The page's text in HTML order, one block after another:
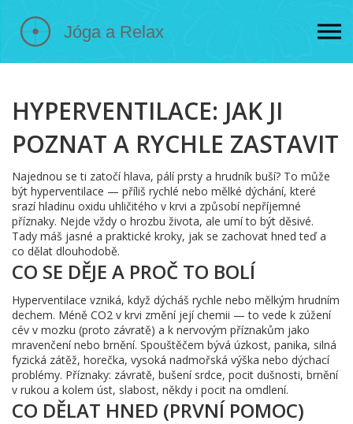
HYPERVENTILACE: JAK JI
POZNAT A RYCHLE ZASTAVIT
Najednou se ti zatočí hlava, pálí prsty a hrudník buší? To může
být hyperventilace — příliš rychlé nebo mělké dýchání, které
srazí hladinu oxidu uhličitého v krvi a způsobí nepříjemné
příznaky. Nejde vždy o hrozbu života, ale umí to být děsivé.
Tady máš jasné a praktické kroky, jak se zachovat hned teď a
co dělat dlouhodobě.
CO SE DĚJE A PROČ TO BOLÍ
Hyperventilace vzniká, když dýcháš rychle nebo mělkým hrudním
dechem. Méně CO2 v krvi změní její chemii — to vede k zúžení
cév v mozku (proto závratě) a k nervovým příznakům jako
mravenčení nebo brnění. Spouštěčem bývá úzkost, panika, silná
fyzická zátěž, horečka, vysoká nadmořská výška nebo dýchací
problémy. Příznaky: závratě, bušení srdce, pocit dušnosti, brnění
v rukou a kolem úst, slabost, někdy i pocit na omdlení.
CO DĚLAT HNED (PRVNÍ POMOC)